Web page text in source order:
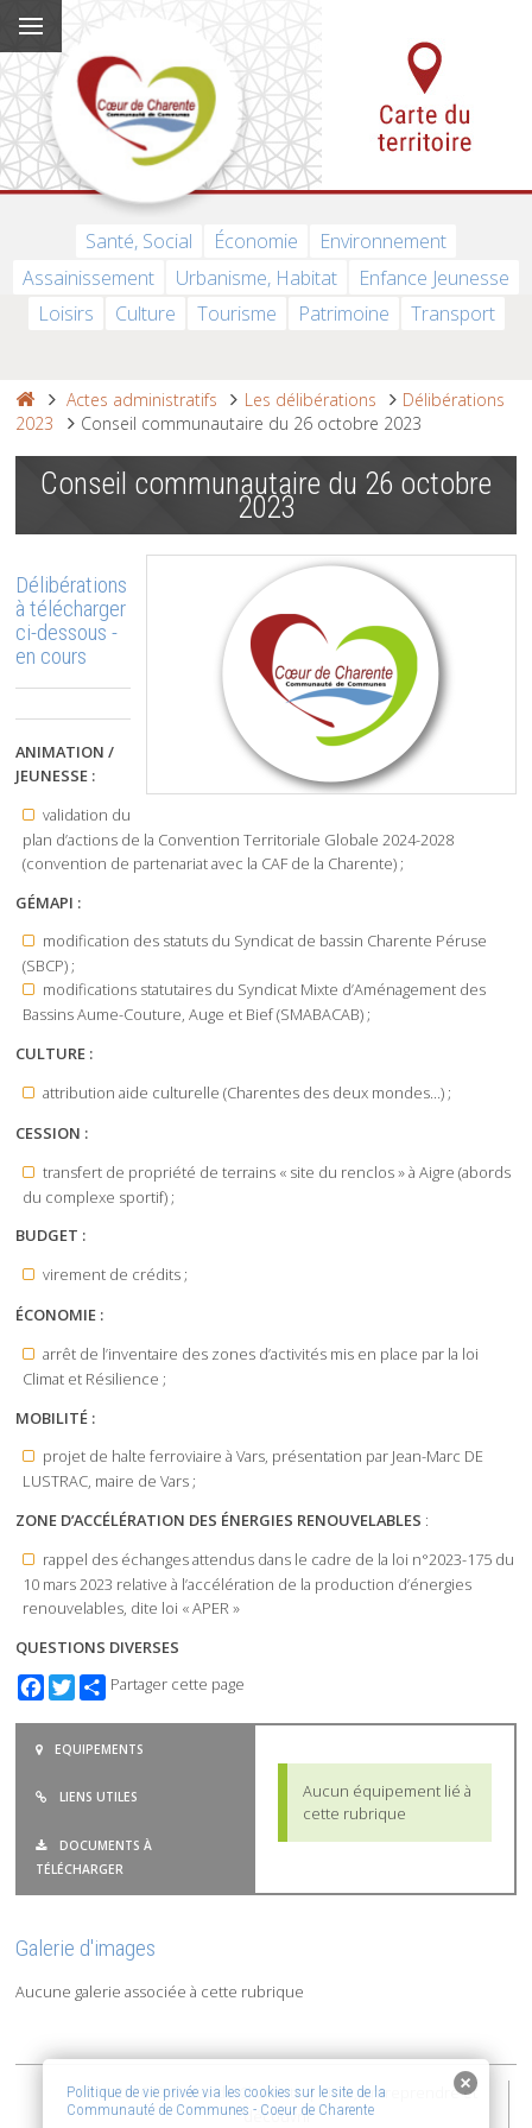
Santé, Social Économie
Environnement
Assainissement
Urbanisme, Habitat
Enfance Jeunesse
Loisirs
Culture Tourisme Patrimoine Transport
Actes administratifs Les délibérations
Délibérations
2023
Conseil communautaire du 26 octobre 2023
Conseil communautaire du 26 octobre
2023
Délibérations
à télécharger
ci-dessous -
en cours
ANIMATION /
JEUNESSE :
validation du
plan d’actions de la Convention Territoriale Globale 2024-2028
(convention de partenariat avec la CAF de la Charente) ;
GÉMAPI :
modification des statuts du Syndicat de bassin Charente Péruse
(SBCP) ;
modifications statutaires du Syndicat Mixte d’Aménagement des
Bassins Aume-Couture, Auge et Bief (SMABACAB) ;
CULTURE :
attribution aide culturelle (Charentes des deux mondes…) ;
CESSION :
transfert de propriété de terrains « site du renclos » à Aigre (abords
du complexe sportif) ;
BUDGET :
virement de crédits ;
ÉCONOMIE :
arrêt de l’inventaire des zones d’activités mis en place par la loi
Climat et Résilience ;
MOBILITÉ :
projet de halte ferroviaire à Vars, présentation par Jean-Marc DE
LUSTRAC, maire de Vars ;
ZONE D’ACCÉLÉRATION DES ÉNERGIES RENOUVELABLES :
rappel des échanges attendus dans le cadre de la loi n°2023-175 du
10 mars 2023 relative à l’accélération de la production d’énergies
renouvelables, dite loi « APER »
QUESTIONS DIVERSES
Facebook
TwitterPartager cette page
EQUIPEMENTS
LIENS UTILES
DOCUMENTS À
TÉLÉCHARGER
Aucun équipement lié à
cette rubrique
Galerie d'images
Aucune galerie associée à cette rubrique
2015-2026 © Coeur de Charente | Vivre, entreprendre et
découvrir
Politique de vie privée via les cookies sur le site de la
Communauté de Communes - Coeur de Charente